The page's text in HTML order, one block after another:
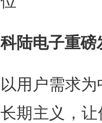
科陆电子重磅
以用户需求
长期主义，